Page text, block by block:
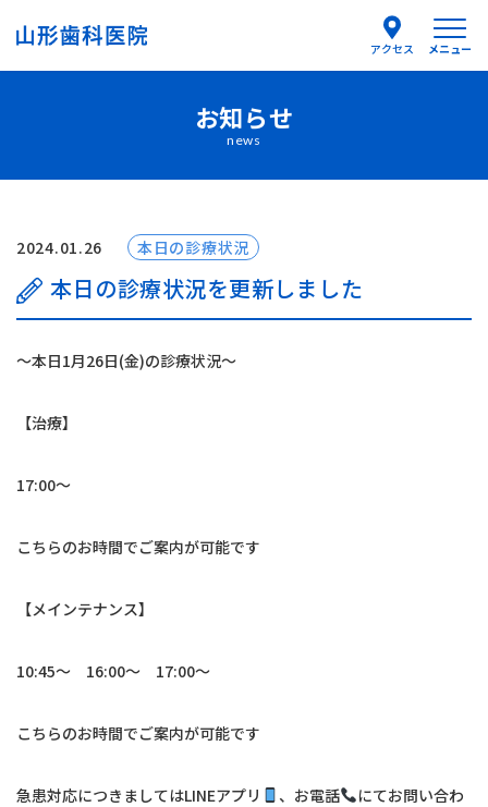
アクセス メニュー
医師紹介
はじめての方へ
診療案内
よくあるご質問
お知らせ
交通アクセス
お問い合わせ
LINEでの予約・
お知らせ
news
2024.01.26 本日の診療状況
本日の診療状況を更新しました
〜本日1月26日(金)の診療状況〜
【治療】
17:00〜
こちらのお時間でご案内が可能です
【メインテナンス】
10:45〜 16:00〜 17:00〜
こちらのお時間でご案内が可能です
急患対応につきましてはLINEアプリ 、お電話
にてお問い合わ